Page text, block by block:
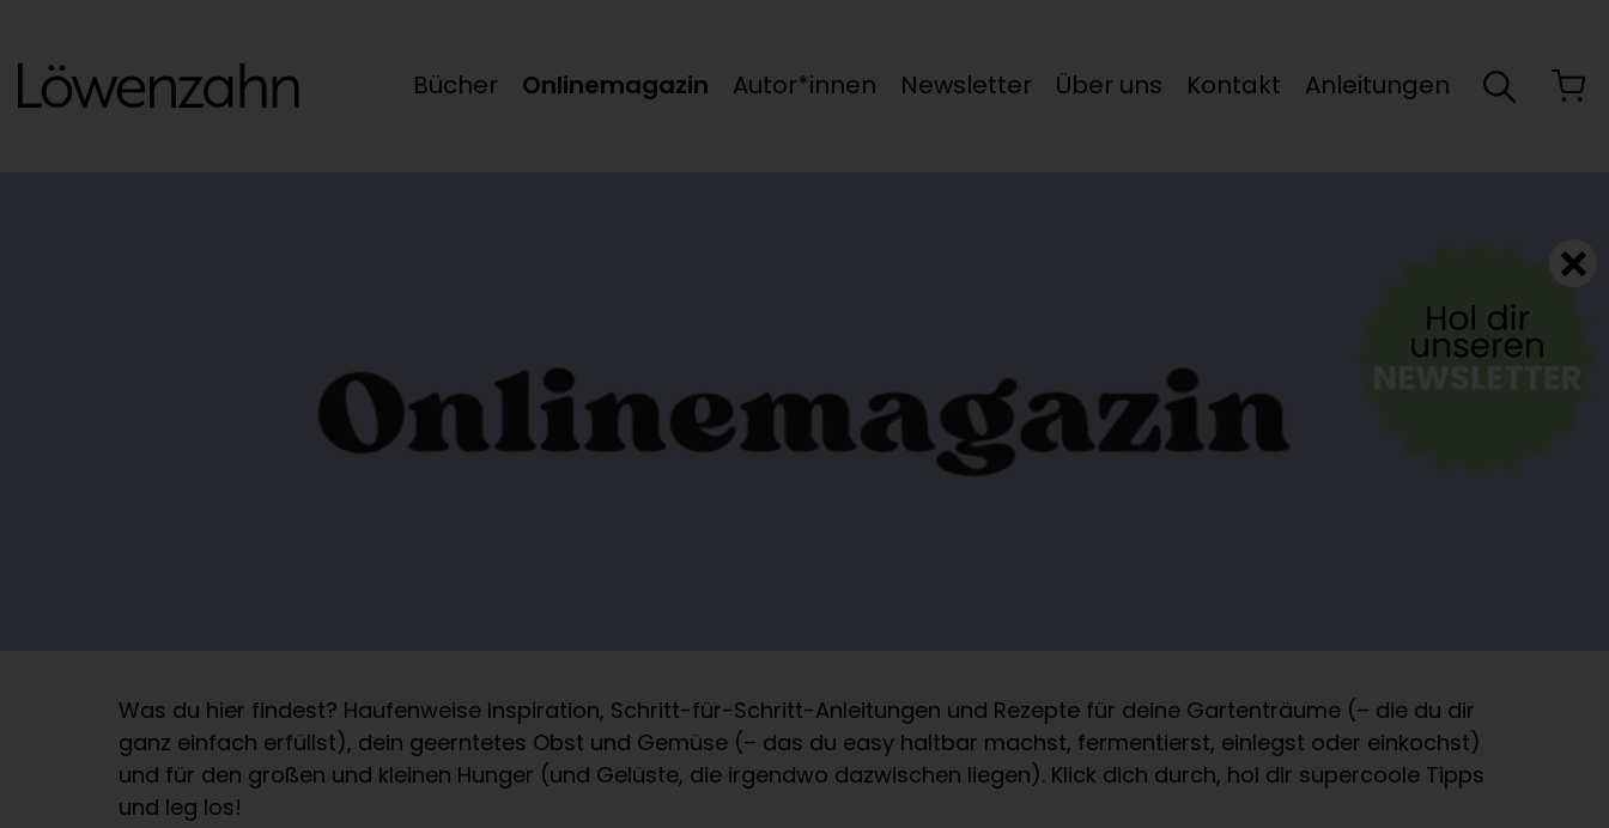
Bücher Onlinemagazin Autor*innen Newsletter Über uns Kontakt Anleitungen
Was du hier findest? Haufenweise Inspiration, Schritt-für-Schritt-Anleitungen und Rezepte für deine Gartenträume (– die du dir
ganz einfach erfüllst), dein geerntetes Obst und Gemüse (– das du easy haltbar machst, fermentierst, einlegst oder einkochst)
und für den großen und kleinen Hunger (und Gelüste, die irgendwo dazwischen liegen). Klick dich durch, hol dir supercoole Tipps
und leg los!